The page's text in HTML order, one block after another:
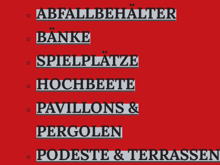
ABFALLBEHÄLTER
BÄNKE
SPIELPLÄTZE
HOCHBEETE
PAVILLONS &
PERGOLEN
PODESTE & TERRASSEN